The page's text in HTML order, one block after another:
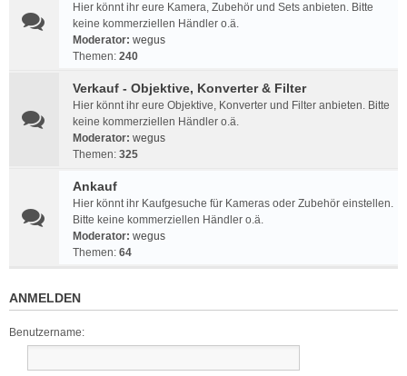
Hier könnt ihr eure Kamera, Zubehör und Sets anbieten. Bitte
keine kommerziellen Händler o.ä.
Moderator: wegus
Themen: 240
Verkauf - Objektive, Konverter & Filter
Hier könnt ihr eure Objektive, Konverter und Filter anbieten. Bitte
keine kommerziellen Händler o.ä.
Moderator: wegus
Themen: 325
Ankauf
Hier könnt ihr Kaufgesuche für Kameras oder Zubehör einstellen.
Bitte keine kommerziellen Händler o.ä.
Moderator: wegus
Themen: 64
ANMELDEN
Benutzername: